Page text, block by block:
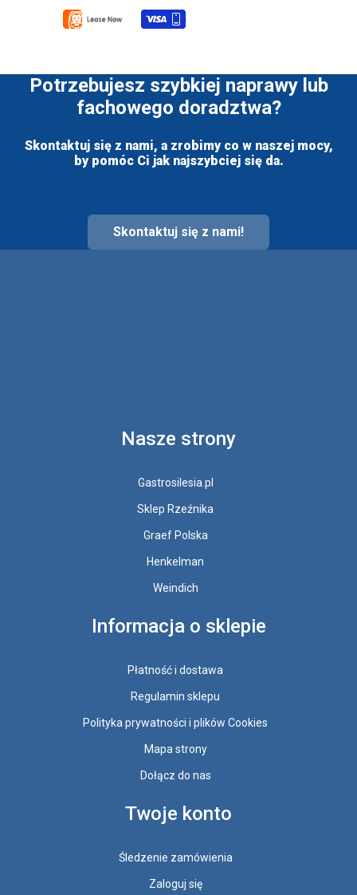
Potrzebujesz szybkiej naprawy lub
fachowego doradztwa?
Skontaktuj się z nami, a zrobimy co w naszej mocy,
by pomóc Ci jak najszybciej się da.
Skontaktuj się z nami!
Nasze strony
Gastrosilesia.pl
Sklep Rzeźnika
Graef Polska
Henkelman
Weindich
Informacja o sklepie
Płatność i dostawa
Regulamin sklepu
Polityka prywatności i plików Cookies
Mapa strony
Dołącz do nas
Twoje konto
Śledzenie zamówienia
Zaloguj się